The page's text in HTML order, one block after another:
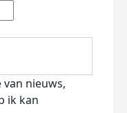
nieuws,
ik kan